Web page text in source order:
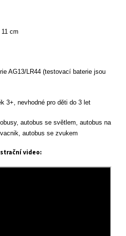
cm
AG13/LR44 (testovací baterie jsou
3+, nevhodné pro děti do 3 let
autobus se světlem, autobus na
autobus se zvukem
video: